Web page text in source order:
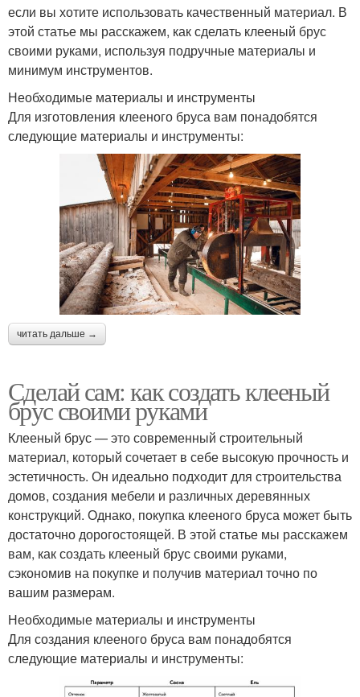
если вы хотите использовать качественный материал. В
этой статье мы расскажем, как сделать клееный брус
своими руками, используя подручные материалы и
минимум инструментов.
Необходимые материалы и инструменты
Для изготовления клееного бруса вам понадобятся
следующие материалы и инструменты:
читать дальше →
Сделай сам: как создать клееный
брус своими руками
Клееный брус — это современный строительный
материал, который сочетает в себе высокую прочность и
эстетичность. Он идеально подходит для строительства
домов, создания мебели и различных деревянных
конструкций. Однако, покупка клееного бруса может быть
достаточно дорогостоящей. В этой статье мы расскажем
вам, как создать клееный брус своими руками,
сэкономив на покупке и получив материал точно по
вашим размерам.
Необходимые материалы и инструменты
Для создания клееного бруса вам понадобятся
следующие материалы и инструменты: